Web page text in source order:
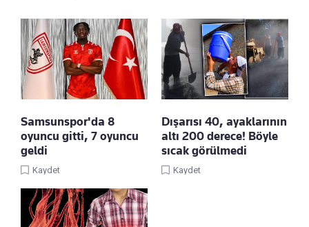
Samsunspor'da 8
oyuncu gitti, 7 oyuncu
geldi
Kaydet
Dışarısı 40, ayaklarının
altı 200 derece! Böyle
sıcak görülmedi
Kaydet